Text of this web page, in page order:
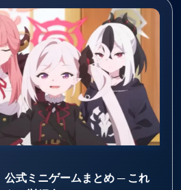
公式ミニゲームまとめ ─ これ